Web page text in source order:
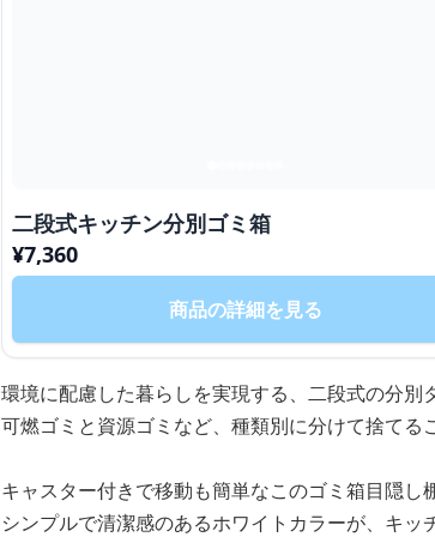
二段式キッチン分別ゴミ箱
¥7,360
商品の詳細を見る
環境に配慮した暮らしを実現する、二段式の分別
可燃ゴミと資源ゴミなど、種類別に分けて捨てる
キャスター付きで移動も簡単なこのゴミ箱目隠し
シンプルで清潔感のあるホワイトカラーが、キッ